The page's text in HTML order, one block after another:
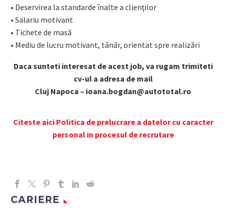
• Deservirea la standarde înalte a clienţilor
• Salariu motivant
• Tichete de masă
• Mediu de lucru motivant, tânăr, orientat spre realizări
Daca sunteti interesat de acest job, va rugam trimiteti
cv-ul a adresa de mail
Cluj Napoca – ioana.bogdan@autototal.ro
Citeste aici Politica de prelucrare a datelor cu caracter
personal in procesul de recrutare
CARIERE